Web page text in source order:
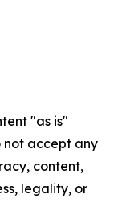
"as is"
not accept any
content,
legality, or